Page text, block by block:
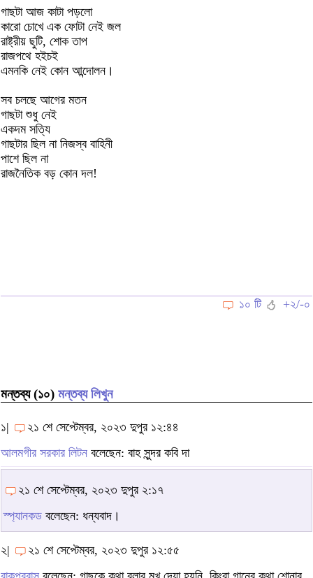
গাছটা আজ কাটা পড়লো
কারো চোখে এক ফোটা নেই জল
রাষ্ট্রীয় ছুটি, শোক তাপ
রাজপথে হইচই
এমনকি নেই কোন আন্দোলন।
সব চলছে আগের মতন
গাছটা শুধু নেই
একদম সত্যি
গাছটার ছিল না নিজস্ব বাহিনী
পাশে ছিল না
রাজনৈতিক বড় কোন দল!
১০ টি +২/-০
মন্তব্য (১০) মন্তব্য লিখুন
১|
২১ শে সেপ্টেম্বর, ২০২৩ দুপুর ১২:৪৪
আলমগীর সরকার লিটন বলেছেন: বাহ সুন্দর কবি দা
২১ শে সেপ্টেম্বর, ২০২৩ দুপুর ২:১৭
স্প্যানকড বলেছেন: ধন্যবাদ।
২|
২১ শে সেপ্টেম্বর, ২০২৩ দুপুর ১২:৫৫